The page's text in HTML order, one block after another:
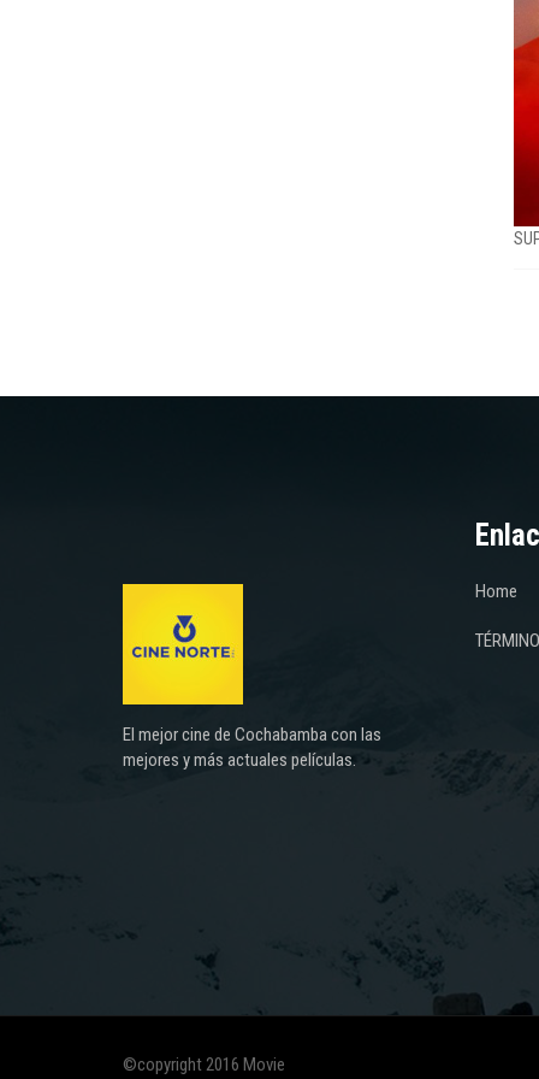
El mejor cine de Cochabamba con las
mejores y más actuales películas.
Home
©copyright 2016 Movie